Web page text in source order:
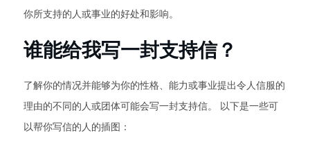
你所支持的人或事业的好处和影响。
谁能给我写一封支持信？
了解你的情况并能够为你的性格、能力或事业提出令人信服的
理由的不同的人或团体可能会写一封支持信。 以下是一些可
以帮你写信的人的插图：